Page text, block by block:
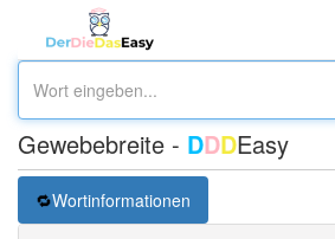
Gewebebreite - DDDEasy
Wortinformationen